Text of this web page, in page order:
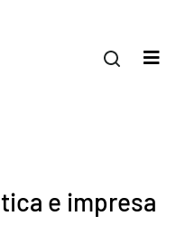
e impresa